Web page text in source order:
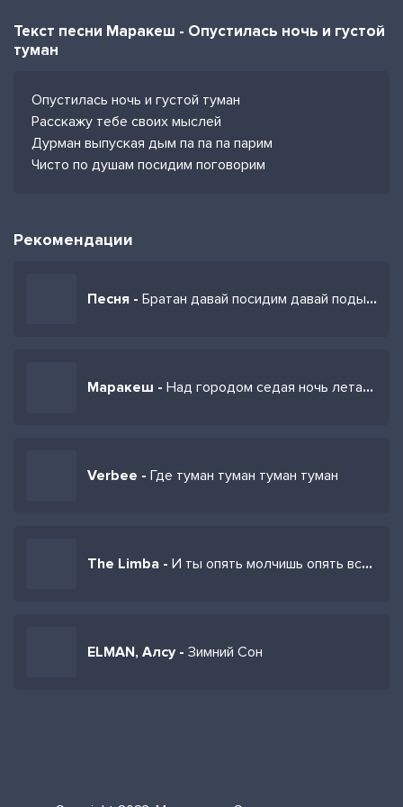
Текст песни Маракеш - Опустилась ночь и густой
туман
Опустилась ночь и густой туман
Расскажу тебе своих мыслей
Дурман выпуская дым па па па парим
Чисто по душам посидим поговорим
Рекомендации
Песня - Братан давай посидим давай подымим давай поговорим
Маракеш - Над городом седая ночь летают самолеты
Verbee - Где туман туман туман туман
The Limba - И ты опять молчишь опять всю ночь
ELMAN, Алсу - Зимний Сон